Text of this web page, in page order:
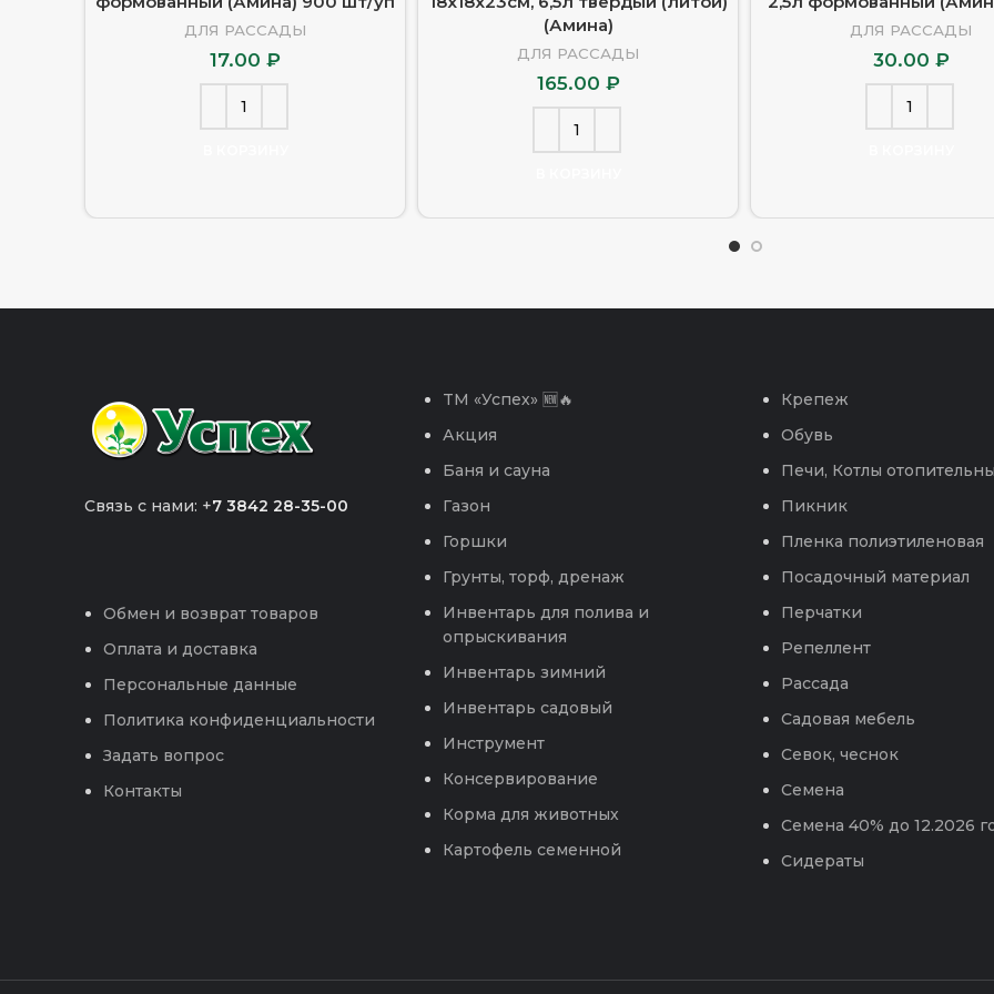
ДЛЯ РАССАДЫ
17.00₽
(Амина)
ДЛЯ РАССАДЫ
165.00 ₽
ДЛЯ РАССАДЫ
30.00 ₽
Связь с нами: +7 3842 28-35-00
Обмен и возврат товаров
Оплата и доставка
Персональные данные
Политика конфиденциальности
Задать вопрос
Контакты
TM «Успех» 🆕🔥
Акция
Баня и сауна
Газон
Горшки
Грунты, торф, дренаж
Инвентарь для полива и
опрыскивания
Инвентарь зимний
Инвентарь садовый
Инструмент
Консервирование
Корма для животных
Картофель семенной
Крепеж
Обувь
Печи, Котлы
Пикник
Пленка полиэтиленовая
Посадочный материал
Перчатки
Репеллент
Рассада
Садовая мебель
Севок, чеснок
Семена
Семена 40% до 12.2026
Сидераты